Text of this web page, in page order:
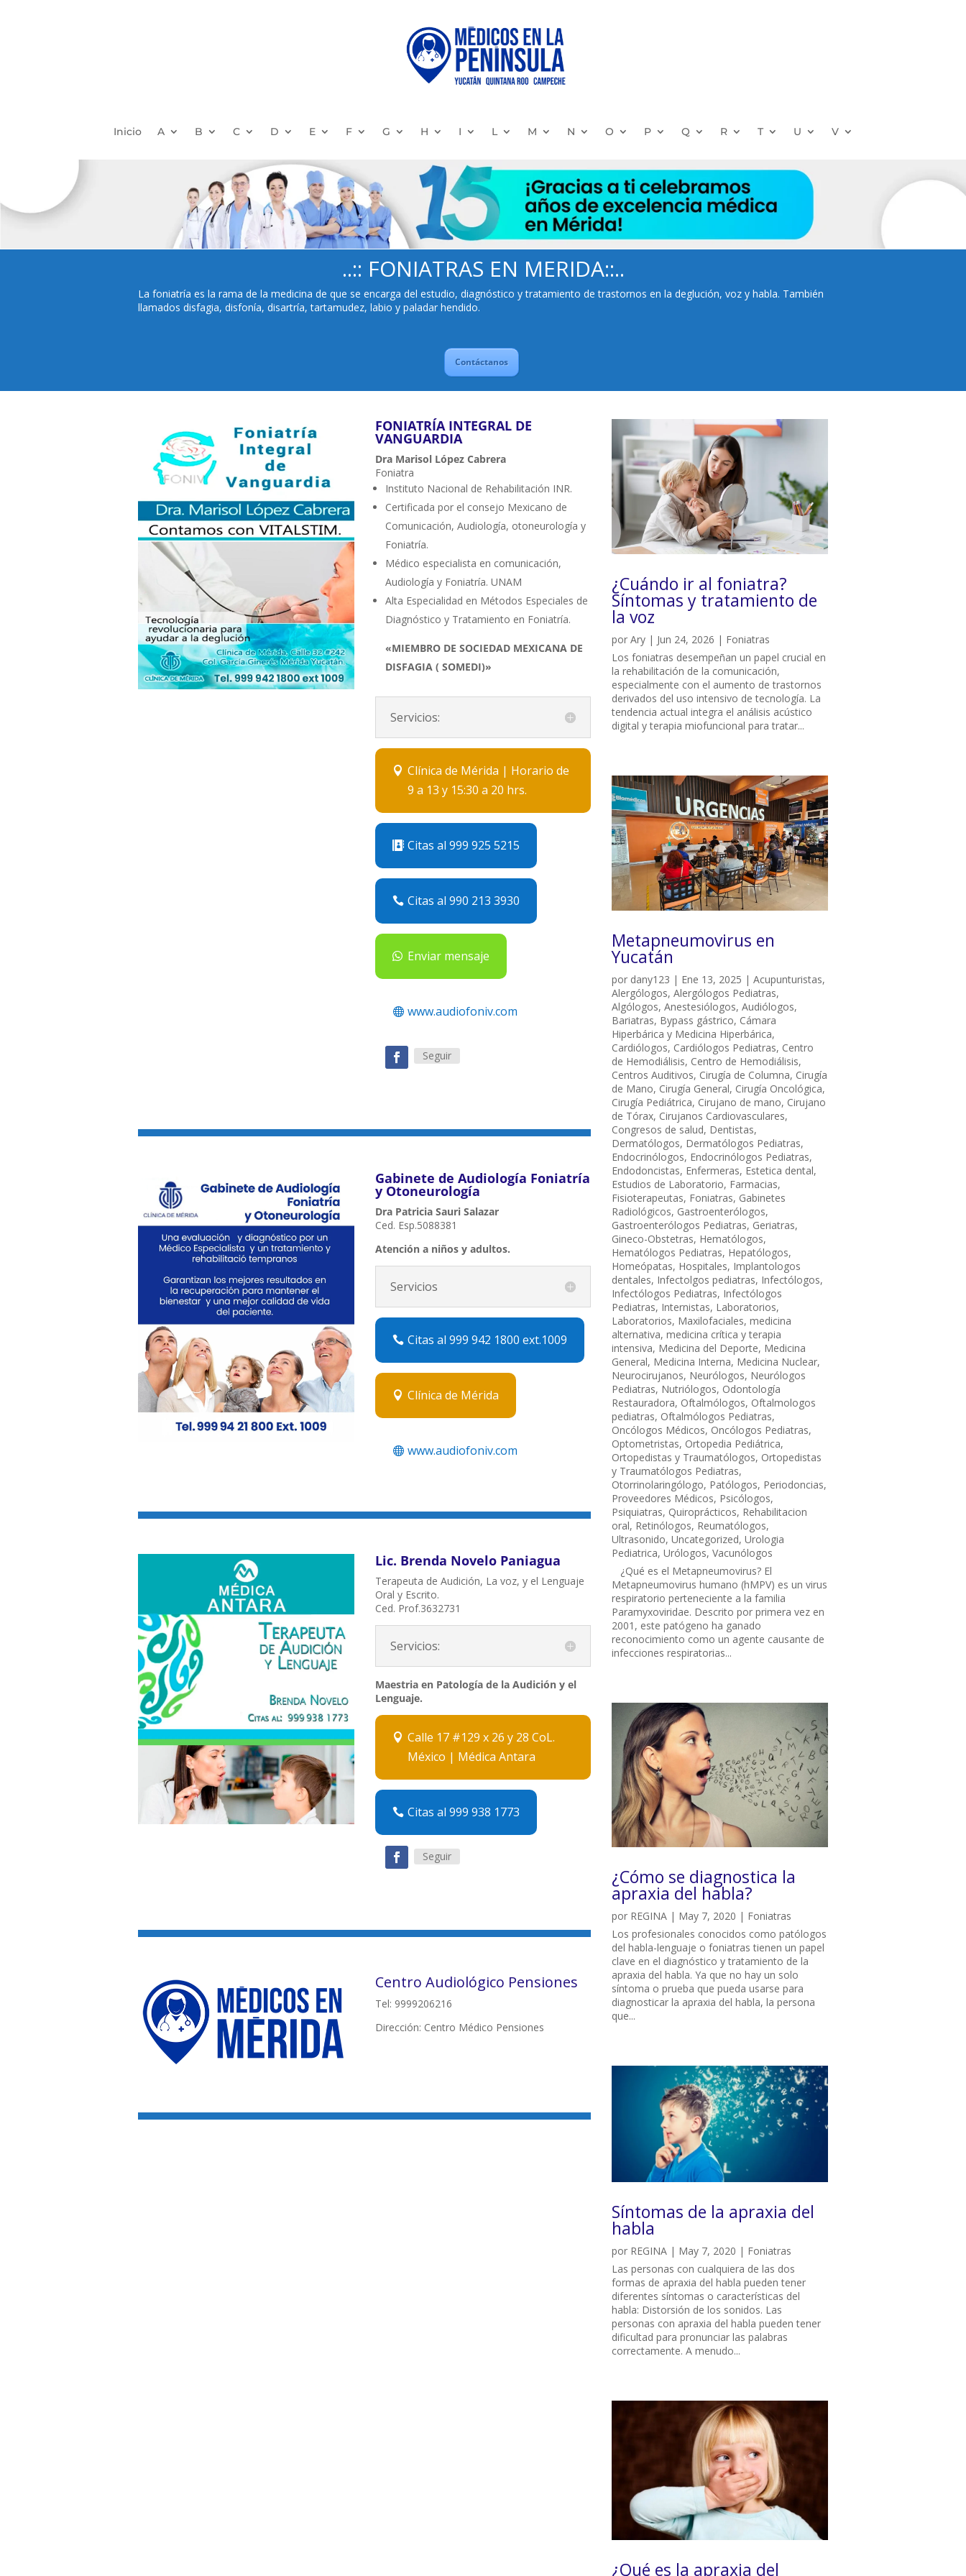
Inicio A B C D E F G H I L M N O P Q R T U V
..:: FONIATRAS EN MERIDA::..
La foniatría es la rama de la medicina de que se encarga del estudio, diagnóstico y tratamiento de trastornos en la deglución, voz y habla. También
llamados disfagia, disfonía, disartría, tartamudez, labio y paladar hendido.
Contáctanos
FONIATRÍA INTEGRAL DE
VANGUARDIA
Dra Marisol López Cabrera
Foniatra
Instituto Nacional de Rehabilitación INR.
Certificada por el consejo Mexicano de
Comunicación, Audiología, otoneurología y
Foniatría.
Médico especialista en comunicación,
Audiología y Foniatría. UNAM
Alta Especialidad en Métodos Especiales de
Diagnóstico y Tratamiento en Foniatría.
«MIEMBRO DE SOCIEDAD MEXICANA DE
DISFAGIA ( SOMEDI)»
Servicios:
Clínica de Mérida | Horario de
9 a 13 y 15:30 a 20 hrs.
Citas al 999 925 5215
Citas al 990 213 3930
Enviar mensaje
www.audiofoniv.com
Seguir
Gabinete de Audiología Foniatría
y Otoneurología
Dra Patricia Sauri Salazar
Ced. Esp.5088381
Atención a niños y adultos.
Servicios
Citas al 999 942 1800 ext.1009
Clínica de Mérida
www.audiofoniv.com
Lic. Brenda Novelo Paniagua
Terapeuta de Audición, La voz, y el Lenguaje
Oral y Escrito.
Ced. Prof.3632731
Servicios:
Maestria en Patología de la Audición y el
Lenguaje.
Calle 17 #129 x 26 y 28 CoL.
México | Médica Antara
Citas al 999 938 1773
Seguir
Centro Audiológico Pensiones
Tel: 9999206216
Dirección: Centro Médico Pensiones
¿Cuándo ir al foniatra?
Síntomas y tratamiento de
la voz
porAry | Jun 24, 2026 | Foniatras
Los foniatras desempeñan un papel crucial en
la rehabilitación de la comunicación,
especialmente con el aumento de trastornos
derivados del uso intensivo de tecnología. La
tendencia actual integra el análisis acústico
digital y terapia miofuncional para tratar...
Metapneumovirus en
Yucatán
por dany123 | Ene 13, 2025 |Acupunturistas,
Alergólogos,Alergólogos Pediatras,
Algólogos,Anestesiólogos,Audiólogos,
Bariatras, Bypass gástrico, Cámara
Hiperbárica y Medicina Hiperbárica,
Cardiólogos, Cardiólogos Pediatras, Centro
de Hemodiálisis, Centro de Hemodiálisis,
Centros Auditivos, Cirugía de Columna, Cirugía
de Mano, Cirugía General, Cirugía Oncológica,
Cirugía Pediátrica, Cirujano de mano, Cirujano
de Tórax, Cirujanos Cardiovasculares,
Congresos de salud, Dentistas,
Dermatólogos, Dermatólogos Pediatras,
Endocrinólogos, Endocrinólogos Pediatras,
Endodoncistas, Enfermeras, Estetica dental,
Estudios de Laboratorio, Farmacias,
Fisioterapeutas, Foniatras, Gabinetes
Radiológicos, Gastroenterólogos,
Gastroenterólogos Pediatras, Geriatras,
Gineco-Obstetras, Hematólogos,
Hematólogos Pediatras, Hepatólogos,
Homeópatas, Hospitales, Implantologos
dentales, Infectolgos pediatras, Infectólogos,
Infectólogos Pediatras, Infectólogos
Pediatras, Internistas, Laboratorios,
Laboratorios, Maxilofaciales,medicina
alternativa,medicina crítica y terapia
intensiva, Medicina del Deporte, Medicina
General, Medicina Interna, Medicina Nuclear,
Neurocirujanos, Neurólogos, Neurólogos
Pediatras, Nutriólogos, Odontología
Restauradora, Oftalmólogos, Oftalmologos
pediatras, Oftalmólogos Pediatras,
Oncólogos Médicos, Oncólogos Pediatras,
Optometristas, Ortopedia Pediátrica,
Ortopedistas y Traumatólogos, Ortopedistas
y Traumatólogos Pediatras,
Otorrinolaringólogo, Patólogos, Periodoncias,
Proveedores Médicos, Psicólogos,
Psiquiatras, Quiroprácticos, Rehabilitacion
oral, Retinólogos, Reumatólogos,
Ultrasonido,Uncategorized,Urologia
Pediatrica,Urólogos,Vacunólogos
¿Qué es el Metapneumovirus? El
Metapneumovirus humano (hMPV) es un virus
respiratorio perteneciente a la familia
Paramyxoviridae. Descrito por primera vez en
2001, este patógeno ha ganado
reconocimiento como un agente causante de
infecciones respiratorias...
¿Cómo se diagnostica la
apraxia del habla?
por REGINA | May 7, 2020 | Foniatras
Los profesionales conocidos como patólogos
del habla-lenguaje o foniatras tienen un papel
clave en el diagnóstico y tratamiento de la
apraxia del habla. Ya que no hay un solo
síntoma o prueba que pueda usarse para
diagnosticar la apraxia del habla, la persona
que...
Síntomas de la apraxia del
habla
por REGINA | May 7, 2020 | Foniatras
Las personas con cualquiera de las dos
formas de apraxia del habla pueden tener
diferentes síntomas o características del
habla: Distorsión de los sonidos. Las
personas con apraxia del habla pueden tener
dificultad para pronunciar las palabras
correctamente. A menudo...
¿Qué es la apraxia del